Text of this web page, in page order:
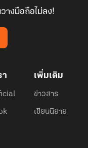
างมือถือไม่ลง!
า เพิ่มเติม
ข่าวสาร
เขียนนิยาย